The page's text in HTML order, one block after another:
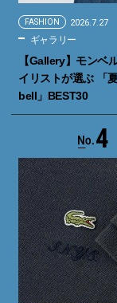
FASHION 2026.7.27
ギャラリー
【Gallery】モンベ
イリストが選ぶ 「
bell」BEST30
4